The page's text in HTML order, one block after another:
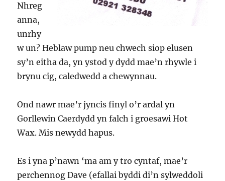
Nhreg
anna,
unrhy
w un? Heblaw pump neu chwech siop elusen
sy’n eitha da, yn ystod y dydd mae’n rhywle i
brynu cig, caledwedd a chewynnau.
Ond nawr mae’r jyncis finyl o’r ardal yn
Gorllewin Caerdydd yn falch i groesawi Hot
Wax. Mis newydd hapus.
Es i yna p’nawn ‘ma am y tro cyntaf, mae’r
perchennog Dave (efallai byddi di’n sylweddoli